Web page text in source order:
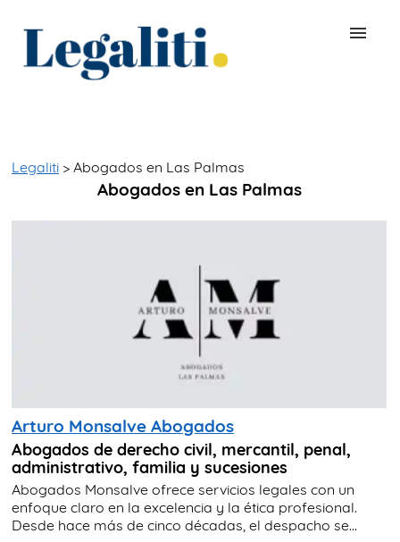
Legaliti > Abogados en Las Palmas
Abogados en Las Palmas
Arturo Monsalve Abogados
Abogados de derecho civil, mercantil, penal,
administrativo, familia y sucesiones
Abogados Monsalve ofrece servicios legales con un
enfoque claro en la excelencia y la ética profesional.
Desde hace más de cinco décadas, el despacho se...